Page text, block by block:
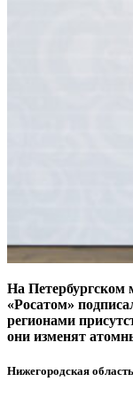
На Петербургском
«Росатом»
регионами
они изменят
Нижегородская область